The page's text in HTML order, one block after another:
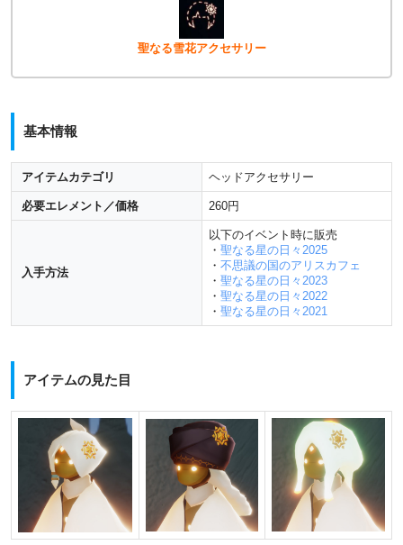
聖なる雪花アクセサリー
基本情報
アイテムカテゴリ ヘッドアクセサリー
必要エレメント／価格 260円
入手方法
以下のイベント時に販売
・ 聖なる星の日々2025
・ 不思議の国のアリスカフェ
・ 聖なる星の日々2023
・ 聖なる星の日々2022
・ 聖なる星の日々2021
アイテムの見た目